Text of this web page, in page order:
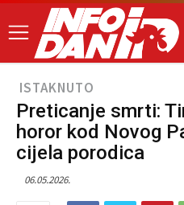
ISTAKNUTO
Preticanje smrti:
horor kod Novog
cijela porodica
06.05.2026.